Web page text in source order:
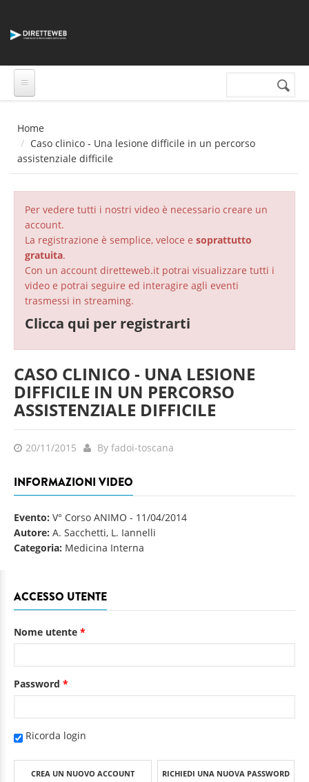
Form di
Cerca nel sito
Home
Caso clinico - Una lesione difficile in un percorso
assistenziale difficile
Per vedere tutti i nostri video è necessario creare un
account.
La registrazione è semplice, veloce e soprattutto
gratuita.
Con un account diretteweb.it potrai visualizzare tutti i
video e potrai seguire ed interagire agli eventi
trasmessi in streaming.
Clicca qui per registrarti
CASO CLINICO - UNA LESIONE
DIFFICILE IN UN PERCORSO
ASSISTENZIALE DIFFICILE
20/11/2015 By fadoi-toscana
INFORMAZIONI VIDEO
Evento: V° Corso ANIMO - 11/04/2014
Autore: A. Sacchetti, L. Iannelli
Categoria: Medicina Interna
ACCESSO UTENTE
Nome utente *
Password *
Ricorda login
CREA UN NUOVO ACCOUNT RICHIEDI UNA NUOVA PASSWORD